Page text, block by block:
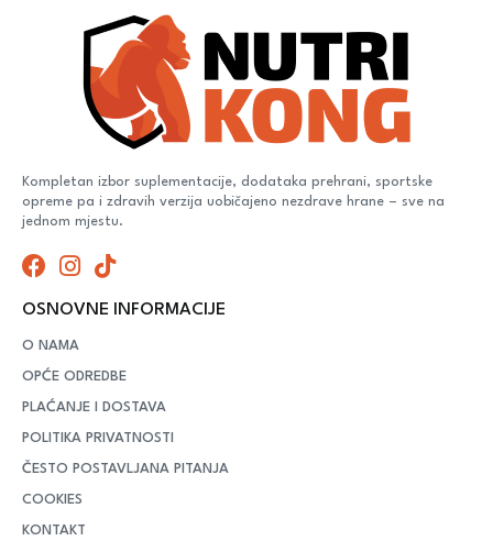
Kompletan izbor suplementacije, dodataka prehrani, sportske
opreme pa i zdravih verzija uobičajeno nezdrave hrane – sve na
jednom mjestu.
OSNOVNE INFORMACIJE
O NAMA
OPĆE ODREDBE
PLAĆANJE I DOSTAVA
POLITIKA PRIVATNOSTI
ČESTO POSTAVLJANA PITANJA
COOKIES
KONTAKT